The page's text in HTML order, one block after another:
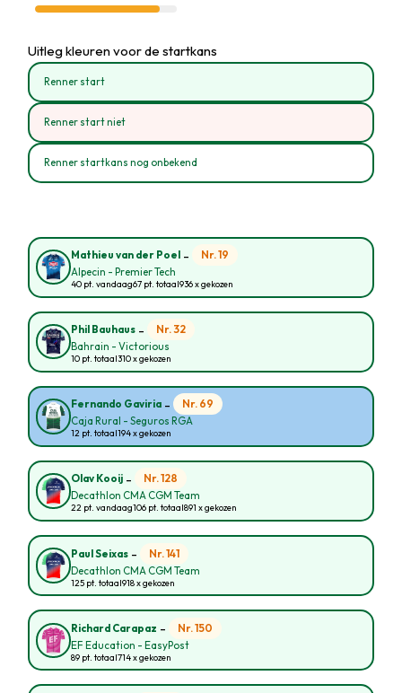
Uitleg kleuren voor de startkans
Renner start
Renner start niet
Renner startkans nog onbekend
Mathieu van der Poel - Nr. 19
Alpecin - Premier Tech
40 pt. vandaag67 pt. totaal936 x gekozen
Phil Bauhaus - Nr. 32
Bahrain - Victorious
10 pt. totaal310 x gekozen
Fernando Gaviria - Nr. 69
Caja Rural - Seguros RGA
12 pt. totaal194 x gekozen
Olav Kooij - Nr. 128
Decathlon CMA CGM Team
22 pt. vandaag106 pt. totaal891 x gekozen
Paul Seixas - Nr. 141
Decathlon CMA CGM Team
125 pt. totaal918 x gekozen
Richard Carapaz - Nr. 150
EF Education - EasyPost
89 pt. totaal714 x gekozen